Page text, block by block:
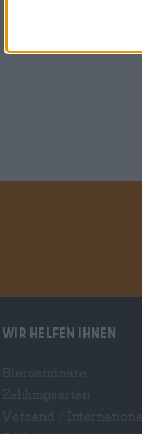
Wir helfen Ihnen